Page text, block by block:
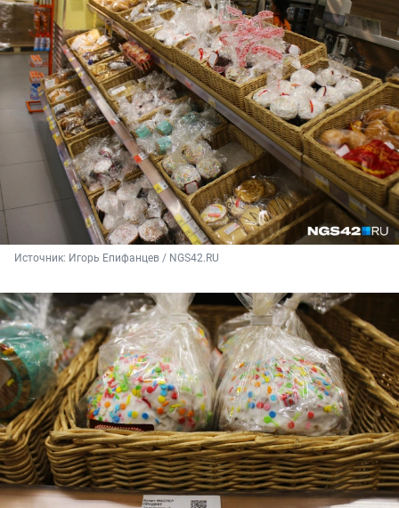
Источник: Игорь Епифанцев / NGS42.RU